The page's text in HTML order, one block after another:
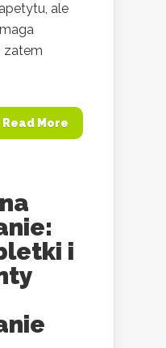
ale
zatem
Read More
i